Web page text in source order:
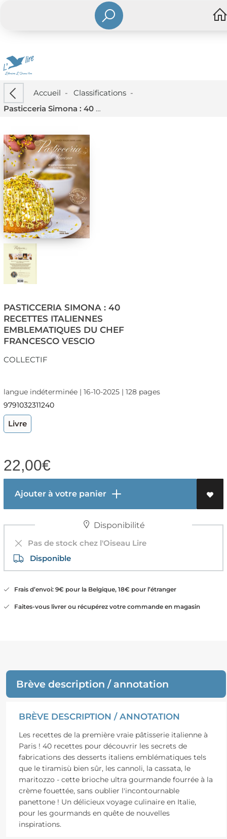
Accueil - Classifications-
Pasticceria Simona : 40 Recettes Italiennes Emblematiques Du Chef Francesco Vescio
PASTICCERIA SIMONA : 40
RECETTES ITALIENNES
EMBLEMATIQUES DU CHEF
FRANCESCO VESCIO
COLLECTIF
langue indéterminée | 16-10-2025 | 128 pages
9791032311240
Livre
22,00€
Ajouter à votre panier
Disponibilité
Pas de stock chez l'Oiseau Lire
Disponible
Frais d’envoi: 9€ pour la Belgique, 18€ pour l’étranger
Faites-vous livrer ou récupérez votre commande en magasin
Brève description / annotation
BRÈVE DESCRIPTION / ANNOTATION
Les recettes de la première vraie pâtisserie italienne à
Paris ! 40 recettes pour découvrir les secrets de
fabrications des desserts italiens emblématiques tels
que le tiramisù bien sûr, les cannoli, la cassata, le
maritozzo - cette brioche ultra gourmande fourrée à la
crème fouettée, sans oublier l'incontournable
panettone ! Un délicieux voyage culinaire en Italie,
pour les gourmands en quête de nouvelles
inspirations.